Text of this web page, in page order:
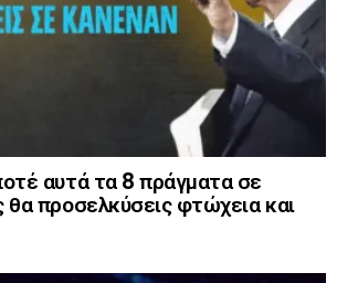
αυτά τα 8 πράγματα σε
θα προσελκύσεις φτώχεια και